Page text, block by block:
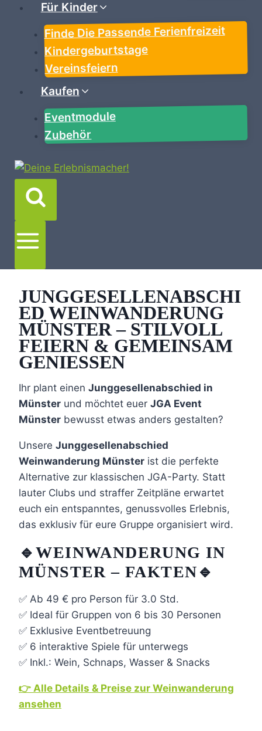
Für Kinder
Finde Die Passende Ferienfreizeit
Kindergeburtstage
Vereinsfeiern
Kaufen
Eventmodule
Zubehör
JUNGGESELLENABSCHI
ED WEINWANDERUNG
MÜNSTER – STILVOLL
FEIERN & GEMEINSAM
GENIESSEN
Ihr plant einen Junggesellenabschied in
Münster und möchtet euer JGA Event
Münster bewusst etwas anders gestalten?
Unsere Junggesellenabschied
Weinwanderung Münster ist die perfekte
Alternative zur klassischen JGA-Party. Statt
lauter Clubs und straffer Zeitpläne erwartet
euch ein entspanntes, genussvolles Erlebnis,
das exklusiv für eure Gruppe organisiert wird.
🔹WEINWANDERUNG IN
MÜNSTER – FAKTEN🔹
✅ Ab 49 € pro Person für 3.0 Std.
✅ Ideal für Gruppen von 6 bis 30 Personen
✅ Exklusive Eventbetreuung
✅ 6 interaktive Spiele für unterwegs
✅ Inkl.: Wein, Schnaps, Wasser & Snacks
👉 Alle Details & Preise zur Weinwanderung
ansehen